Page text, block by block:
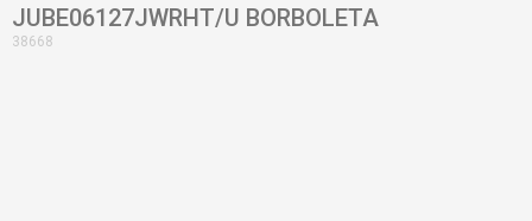
JUBE06127JWRHT/U BORBOLETA
38668